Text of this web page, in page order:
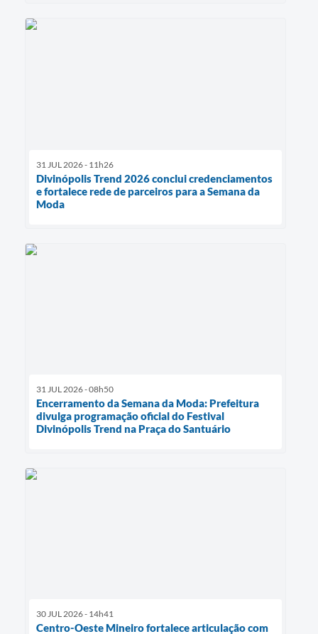
31 JUL 2026 - 11h26
Divinópolis Trend 2026 conclui credenciamentos
e fortalece rede de parceiros para a Semana da
Moda
31 JUL 2026 - 08h50
Encerramento da Semana da Moda: Prefeitura
divulga programação oficial do Festival
Divinópolis Trend na Praça do Santuário
30 JUL 2026 - 14h41
Centro-Oeste Mineiro fortalece articulação com